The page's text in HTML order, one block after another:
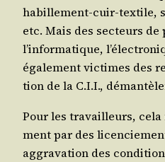
habille­ment-cuir-tex­tile,
etc. Mais des sec­teurs de
l’informatique,
éga­le­ment vic­times des
tion de la C.I.I.,
Pour les tra­vailleurs,
ment par des
aggra­va­tion des